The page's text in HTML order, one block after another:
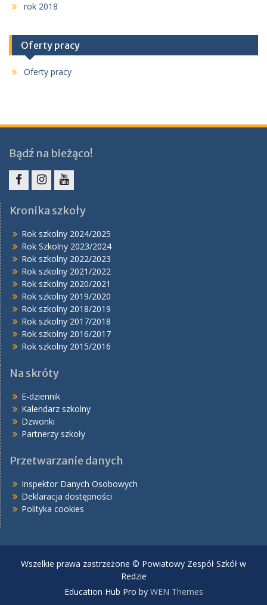
rok 2018
Oferty pracy
Oferty pracy
Bądź na bieżąco!
Kronika szkoły
Rok szkolny 2024/2025
Rok Szkolny 2023/2024
Rok szkolny 2022/2023
Rok szkolny 2021/2022
Rok szkolny 2020/2021
Rok szkolny 2019/2020
Rok szkolny 2018/2019
Rok szkolny 2017/2018
Rok szkolny 2016/2017
Rok szkolny 2015/2016
Na skróty
E-dziennik
Kalendarz szkolny
Dzwonki
Partnerzy szkoły
Przetwarzanie danych
Inspektor Danych Osobowych
Deklaracja dostępności
Polityka cookies
Wszelkie prawa zastrzeżone © Powiatowy Zespół Szkół w
Redzie
Education Hub Pro by WEN Themes